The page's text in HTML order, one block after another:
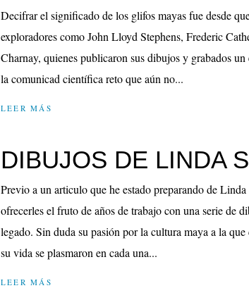
Decifrar el significado de los glifos mayas fue desde
exploradores como John Lloyd Stephens, Frederic
Charnay, quienes publicaron sus dibujos y grabados un
la comunicad científica reto que aún no...
LEER MÁS
DIBUJOS DE LINDA
Previo a un articulo que he estado preparando de
ofrecerles el fruto de años de trabajo con una serie de
legado. Sin duda su pasión por la cultura maya a la
su vida se plasmaron en cada una...
LEER MÁS